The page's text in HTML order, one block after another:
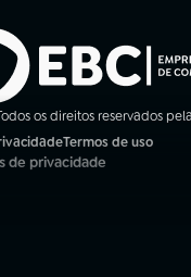
os direitos reservados
aba)
Termos de uso
(abre em nova aba)
de privacidade